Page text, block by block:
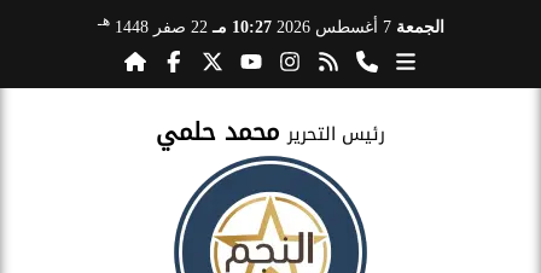
الجمعة 7 أغسطس 2026 10:27 مـ 22 صفر 1448 هـ
رئيس التحرير محمد حلمي